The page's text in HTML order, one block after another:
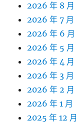
2026 年 8 月
2026 年 7 月
2026 年 6 月
2026 年 5 月
2026 年 4 月
2026 年 3 月
2026 年 2 月
2026 年 1 月
2025 年 12 月